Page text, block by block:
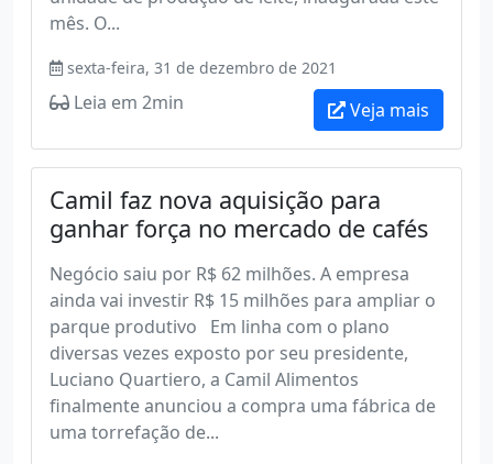
mês. O...
sexta-feira, 31 de dezembro de 2021
Leia em 2min Veja mais
Camil faz nova aquisição para
ganhar força no mercado de cafés
Negócio saiu por R$ 62 milhões. A empresa
ainda vai investir R$ 15 milhões para ampliar o
parque produtivo Em linha com o plano
diversas vezes exposto por seu presidente,
Luciano Quartiero, a Camil Alimentos
finalmente anunciou a compra uma fábrica de
uma torrefação de...